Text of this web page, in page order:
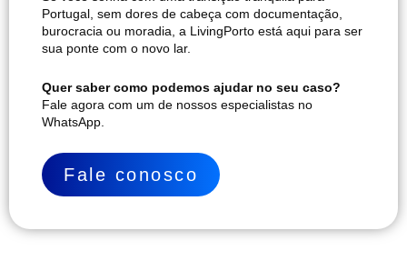
Portugal, sem dores de cabeça com documentação,
burocracia ou moradia, a LivingPorto está aqui para ser
sua ponte com o novo lar.
Quer saber como podemos ajudar no seu caso?
Fale agora com um de nossos especialistas no
WhatsApp.
Fale conosco